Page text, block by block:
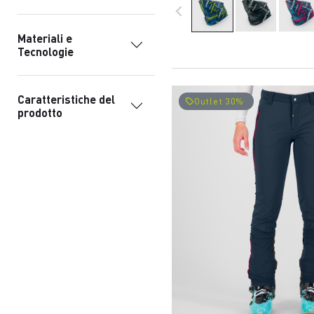
Materiali e
Tecnologie
Caratteristiche del
prodotto
navigate_before
local_offerOutlet 30%